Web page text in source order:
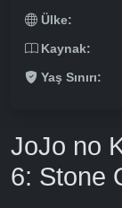
Ülke:
Kaynak:
Yaş Sınırı:
JoJo no
6: Stone